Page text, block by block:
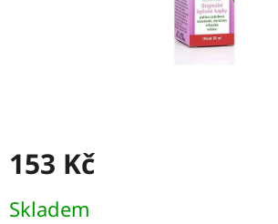
153 Kč
cena:
Skladem